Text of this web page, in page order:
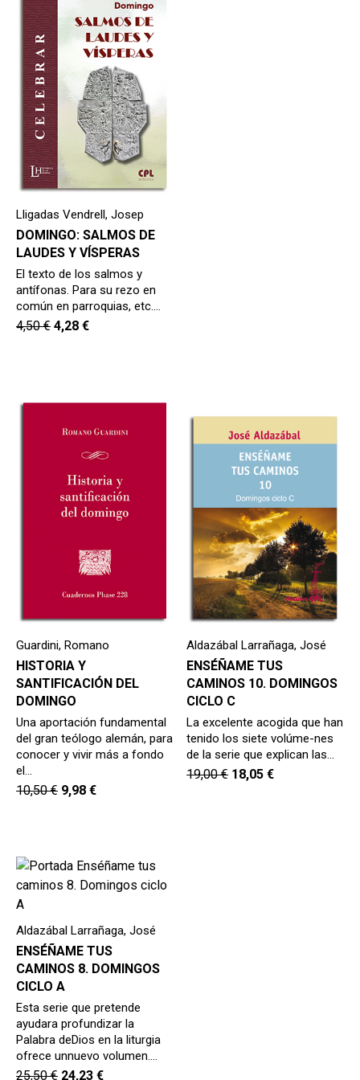
MI CUENTA
BUSCAR
CAT
ESP
Lligadas Vendrell, Josep
DOMINGO: SALMOS DE
LAUDES Y VÍSPERAS
El texto de los salmos y
antífonas. Para su rezo en
común en parroquias, etc.…
4,50€ 4,28 €
Guardini, Romano
HISTORIA Y
SANTIFICACIÓN DEL
DOMINGO
Una aportación fundamental
del gran teólogo alemán, para
conocer y vivir más a fondo
el…
10,50€ 9,98 €
Aldazábal Larrañaga, José
ENSÉÑAME TUS
CAMINOS 10. DOMINGOS
CICLO C
La excelente acogida que han
tenido los siete volúme-nes
de la serie que explican las…
19,00€ 18,05€
Aldazábal Larrañaga, José
ENSÉÑAME TUS
CAMINOS 8. DOMINGOS
CICLO A
Esta serie que pretende
ayudara profundizar la
Palabra deDios en la liturgia
ofrece unnuevo volumen.…
25,50€ 24,23 €